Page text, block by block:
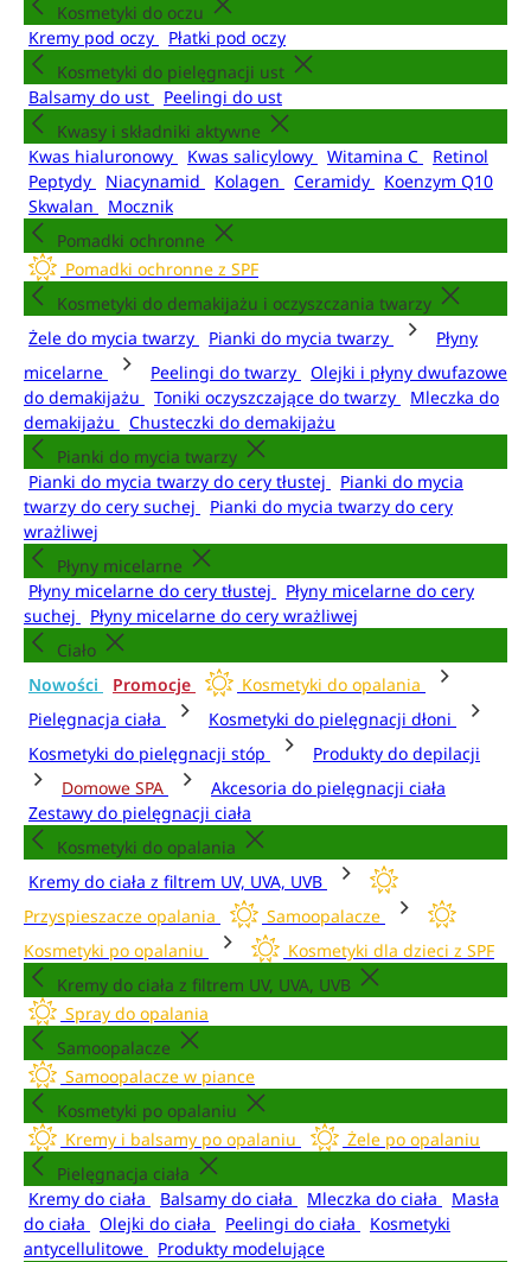
Kosmetyki do oczu
Kremy pod oczy
Płatki pod oczy
Kosmetyki do pielęgnacji ust
Balsamy do ust
Peelingi do ust
Kwasy i składniki aktywne
Kwas hialuronowy
Kwas salicylowy Witamina C
Retinol
Peptydy
Niacynamid Kolagen Ceramidy
Koenzym Q10
Skwalan
Mocznik
Pomadki ochronne
Pomadki ochronne z SPF
Kosmetyki do demakijażu i oczyszczania twarzy
Żele do mycia twarzy
Pianki do mycia twarzy
Płyny
micelarne
Peelingi do twarzy
Olejki i płyny dwufazowe
do demakijażu
Toniki oczyszczające do twarzy
Mleczka do
demakijażu
Chusteczki do demakijażu
Pianki do mycia twarzy
Pianki do mycia twarzy do cery tłustej
Pianki do mycia
twarzy do cery suchej
Pianki do mycia twarzy do cery
wrażliwej
Płyny micelarne
Płyny micelarne do cery tłustej
Płyny micelarne do cery
suchej
Płyny micelarne do cery wrażliwej
Ciało
Nowości
Promocje
Kosmetyki do opalania
Pielęgnacja ciała
Kosmetyki do pielęgnacji dłoni
Kosmetyki do pielęgnacji stóp
Produkty do depilacji
Domowe SPA
Akcesoria do pielęgnacji ciała
Zestawy do pielęgnacji ciała
Kosmetyki do opalania
Kremy do ciała z filtrem UV, UVA, UVB
Przyspieszacze opalania
Samoopalacze
Kosmetyki po opalaniu
Kosmetyki dla dzieci z SPF
Kremy do ciała z filtrem UV, UVA, UVB
Spray do opalania
Samoopalacze
Samoopalacze w piance
Kosmetyki po opalaniu
Kremy i balsamy po opalaniu
Żele po opalaniu
Pielęgnacja ciała
Kremy do ciała
Balsamy do ciała Mleczka do ciała
Masła
do ciała
Olejki do ciała Peelingi do ciała
Kosmetyki
antycellulitowe
Produkty modelujące